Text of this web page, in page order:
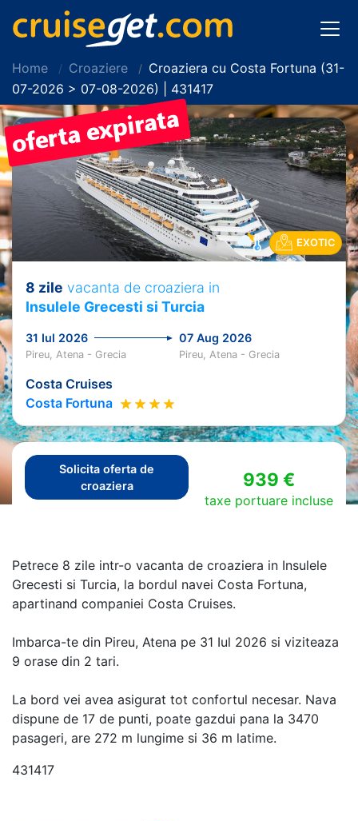
Home Croaziere
Croaziera cu Costa Fortuna (31-
07-2026 > 07-08-2026) | 431417
EXOTIC
8 zile vacanta de croaziera in
Insulele Grecesti si Turcia
31 Iul 2026 07 Aug 2026
Pireu, Atena - Grecia Pireu, Atena - Grecia
Costa Cruises
Costa Fortuna
Solicita oferta de
croaziera
939 €
taxe portuare incluse
Petrece 8 zile intr-o vacanta de croaziera in Insulele
Grecesti si Turcia, la bordul navei Costa Fortuna,
apartinand companiei Costa Cruises.
Imbarca-te din Pireu, Atena pe 31 Iul 2026 si viziteaza
9 orase din 2 tari.
La bord vei avea asigurat tot confortul necesar. Nava
dispune de 17 de punti, poate gazdui pana la 3470
pasageri, are 272 m lungime si 36 m latime.
431417